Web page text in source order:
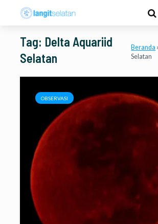
Tag: Delta Aquariid
Selatan
Beranda
Selatan
OBSERVASI